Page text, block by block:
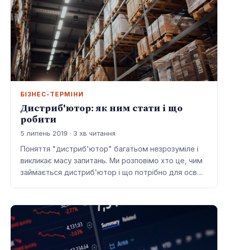
БІЗНЕС-ТЕРМІНИ
Дистриб'ютор: як ним стати і що
робити
5 липень 2019 · 3 хв читання
Поняття "дистриб'ютор" багатьом незрозуміле і
викликає масу запитань. Ми розповімо хто це, чим
займається дистриб'ютор і що потрібно для осв…